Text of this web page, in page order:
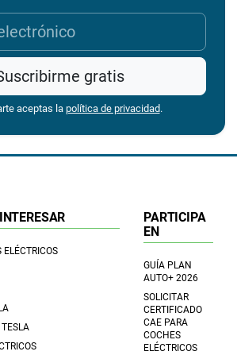
gratis
aceptas la política de privacidad.
ELÉCTRICOS
TESLA
PARTICIPA
EN
GUÍA PLAN
AUTO+ 2026
SOLICITAR
CERTIFICADO
CAE PARA
COCHES
ELÉCTRICOS